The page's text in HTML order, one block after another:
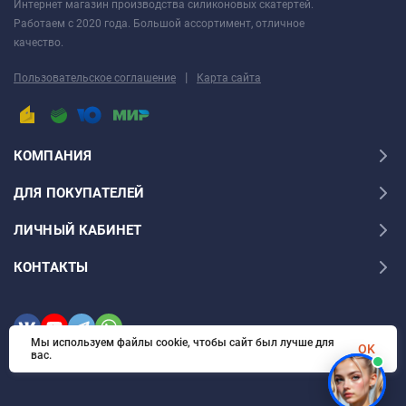
ПЛЕНКА С ЗАПАСОМ
Начальное положение и после утяжки через
производится самостоятельно, по достижении
отрезом неподвижного состояния, не ранее чем
Технология подреза приведена в видео ниже.
ПЛЕНКА ТОНЬШЕ, ЧЕМ УКАЗАНО?
Пленка толщиной 1,5 - 2,5 мм может казаться
Интернет магазин производства силиконовых скатертей.
Работаем с 2020 года. Большой ассортимент, отличное
качество.
Пользовательское соглашение | Карта сайта
КОМПАНИЯ
ДЛЯ ПОКУПАТЕЛЕЙ
ЛИЧНЫЙ КАБИНЕТ
КОНТАКТЫ
Мы используем файлы cookie, чтобы сайт был лучше для
вас.
OK